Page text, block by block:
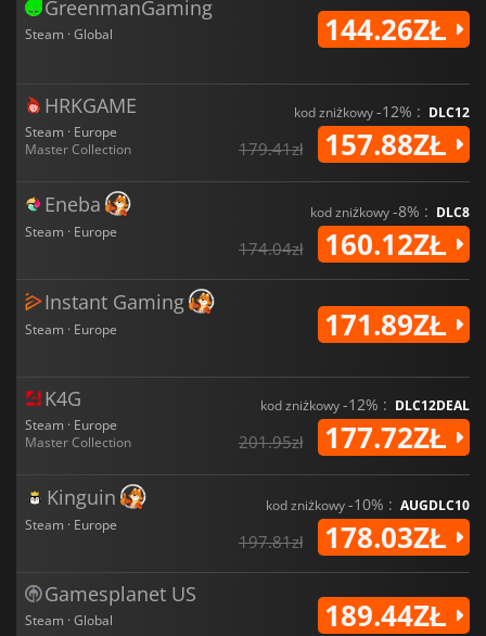
GreenmanGaming
Steam · Global 144.26ZŁ
HRKGAME
Steam · Europe
Master Collection
kod zniżkowy-12% : DLC12
179.41zł 157.88ZŁ
Eneba
Steam · Europe
kod zniżkowy-8% : DLC8
174.04zł 160.12ZŁ
Instant Gaming
Steam · Europe 171.89ZŁ
K4G
Steam · Europe
Master Collection
kod zniżkowy-12% : DLC12DEAL
201.95zł 177.72ZŁ
Kinguin
Steam · Europe
kod zniżkowy-10% : AUGDLC10
197.81zł 178.03ZŁ
Gamesplanet US
Steam · Global 189.44ZŁ